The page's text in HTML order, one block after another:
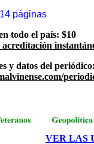
14 páginas
todo el país: $10
y datos del
VER LAS